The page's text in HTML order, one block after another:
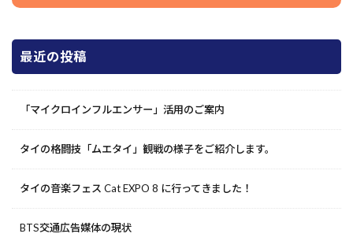
最近の投稿
「マイクロインフルエンサー」活用のご案内
タイの格闘技「ムエタイ」観戦の様子をご紹介します。
タイの音楽フェス Cat EXPO 8 に行ってきました！
BTS交通広告媒体の現状